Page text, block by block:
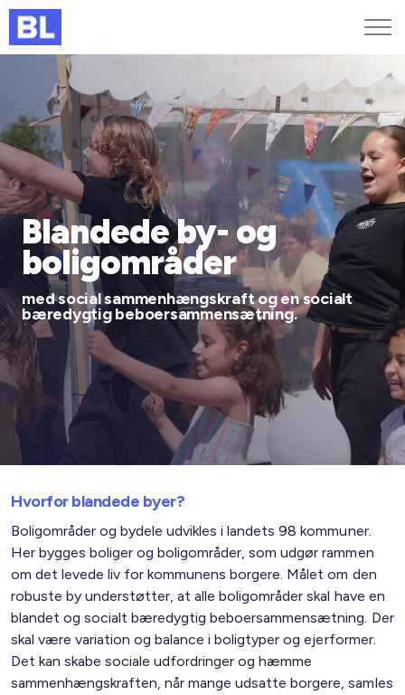
Genveje
Find medarbejder
Kurser og arrangementer
Jobportalen
MitBL
Blandede by- og
boligområder
med social sammenhængskraft og en socialt
bæredygtig beboersammensætning.
Hvorfor blandede byer?
Boligområder og bydele udvikles i landets 98 kommuner.
Her bygges boliger og boligområder, som udgør rammen
om det levede liv for kommunens borgere. Målet om den
robuste by understøtter, at alle boligområder skal have en
blandet og socialt bæredygtig beboersammensætning. Der
skal være variation og balance i boligtyper og ejerformer.
Det kan skabe sociale udfordringer og hæmme
sammenhængskraften, når mange udsatte borgere, samles